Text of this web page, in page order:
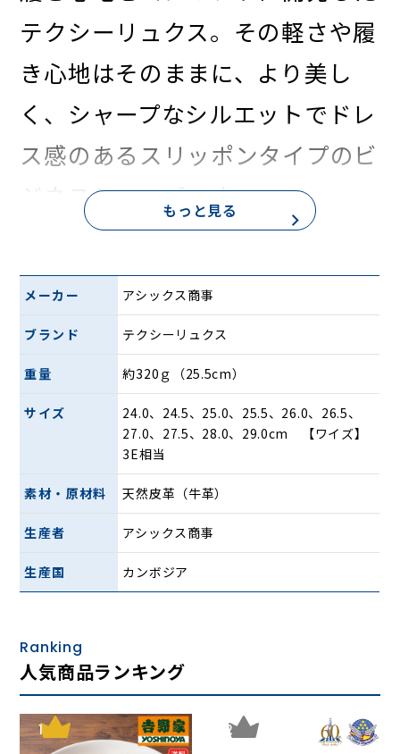
テクシーリュクス。その軽さや履
き心地はそのままに、より美し
く、シャープなシルエットでドレ
ス感のあるスリッポンタイプのビ
ジネスシューズです。
・「オリジナル3E木型」（アシッ
クス商事基準）を採用し、スマー
トな見た目ながら足入れのゆった
りした設計
軽量感のあるE.V.A.インジェクシ
ョンソール
・踏みつけ部及び、かかと部にラ
もっと見る
メーカー アシックス商事
ブランド テクシーリュクス
重量 約320ｇ（25.5cm）
サイズ
24.0、24.5、25.0、25.5、26.0、26.5、
27.0、27.5、28.0、29.0cm 【ワイズ】
3E相当
素材・原材料 天然皮革（牛革）
生産者 アシックス商事
生産国 カンボジア
Ranking
人気商品ランキング
1 2